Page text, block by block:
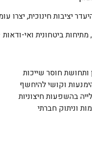
יציבות חינוכית, יצרו
ביטחונית ואי-
חוסר שייכות
וקושי להיחשף
בהשפעות חיצוניות
וניתוק חברתי